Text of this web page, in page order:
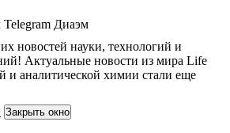
Диаэм
новостей науки, технологий и
Актуальные новости из мира Life
и аналитической химии стали еще
Закрыть окно